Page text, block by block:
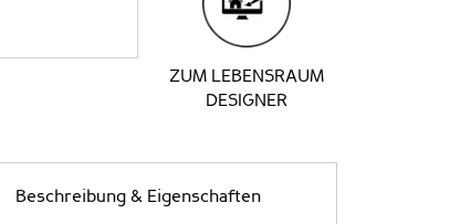
ZUM LEBENSRAUM
DESIGNER
Beschreibung & Eigenschaften